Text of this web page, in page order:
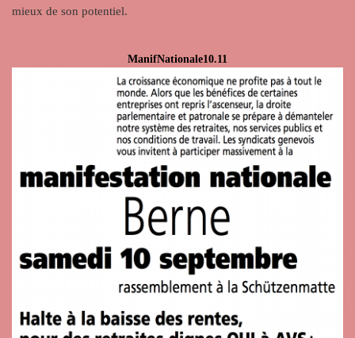
mieux de son potentiel.
ManifNationale10.11